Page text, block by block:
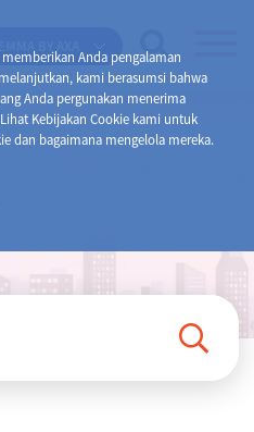
Anda pengalaman
kami berasumsi bahwa
Anda pergunakan menerima
Kebijakan Cookie kami untuk
dan bagaimana mengelola mereka.